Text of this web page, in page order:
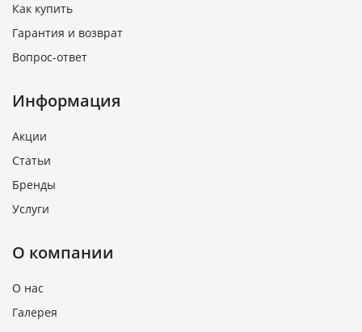
Как купить
Гарантия и возврат
Вопрос-ответ
Информация
Акции
Статьи
Бренды
Услуги
О компании
О нас
Галерея